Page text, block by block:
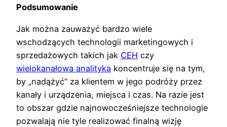
Podsumowanie
Jak można zauważyć bardzo wiele
wschodzących technologii marketingowych i
sprzedażowych takich jak CEH czy
wielokanałowa analityka koncentruje się na tym,
by „nadążyć” za klientem w jego podróży przez
kanały i urządzenia, miejsca i czas. Na razie jest
to obszar gdzie najnowocześniejsze technologie
pozwalają nie tyle realizować finalną wizję